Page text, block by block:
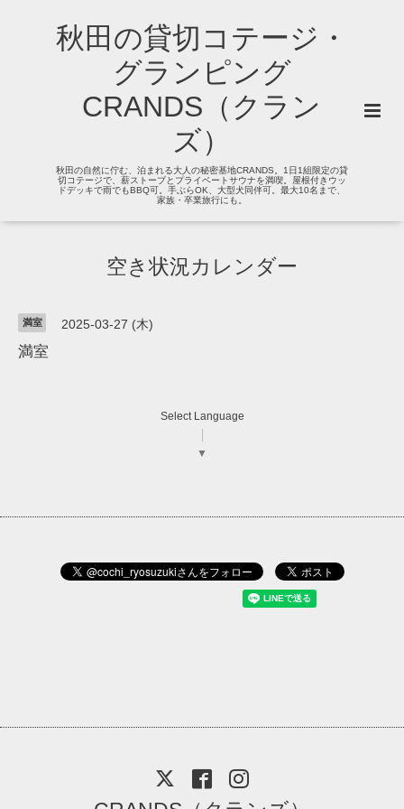
秋田の貸切コテージ・
グランピング
CRANDS（クラン
ズ）
秋田の自然に佇む、泊まれる大人の秘密基地CRANDS。1日1組限定の貸
切コテージで、薪ストーブとプライベートサウナを満喫。屋根付きウッ
ドデッキで雨でもBBQ可。手ぶらOK、大型犬同伴可。最大10名まで、
家族・卒業旅行にも。
空き状況カレンダー
満室 2025-03-27 (木)
満室
Select Language
▼